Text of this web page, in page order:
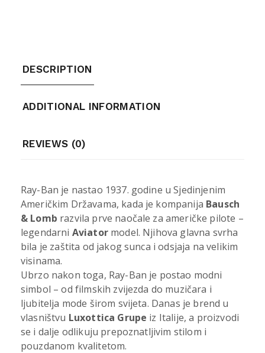
DESCRIPTION
ADDITIONAL INFORMATION
REVIEWS (0)
Ray-Ban je nastao 1937. godine u Sjedinjenim
Američkim Državama, kada je kompanija Bausch
& Lomb razvila prve naočale za američke pilote –
legendarni Aviatormodel. Njihova glavna svrha
bila je zaštita od jakog sunca i odsjaja na velikim
visinama.
Ubrzo nakon toga, Ray-Ban je postao modni
simbol – od filmskih zvijezda do muzičara i
ljubitelja mode širom svijeta. Danas je brend u
vlasništvu Luxottica Grupe iz Italije, a proizvodi
se i dalje odlikuju prepoznatljivim stilom i
pouzdanom kvalitetom.